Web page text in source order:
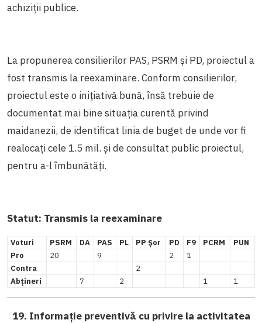
achiziții publice.
La propunerea consilierilor PAS, PSRM și PD, proiectul a
fost transmis la reexaminare. Conform consilierilor,
proiectul este o inițiativă bună, însă trebuie de
documentat mai bine situația curentă privind
maidanezii, de identificat linia de buget de unde vor fi
realocați cele 1.5 mil. și de consultat public proiectul,
pentru a-l îmbunătăți.
Statut: Transmis la reexaminare
Voturi PSRM DA PAS PL PP Șor PD F9 PCRM
PUN
Pro
20 9 2
1
Contra
2
Abțineri
7 2 1 1
19. Informație preventivă cu privire la activitatea